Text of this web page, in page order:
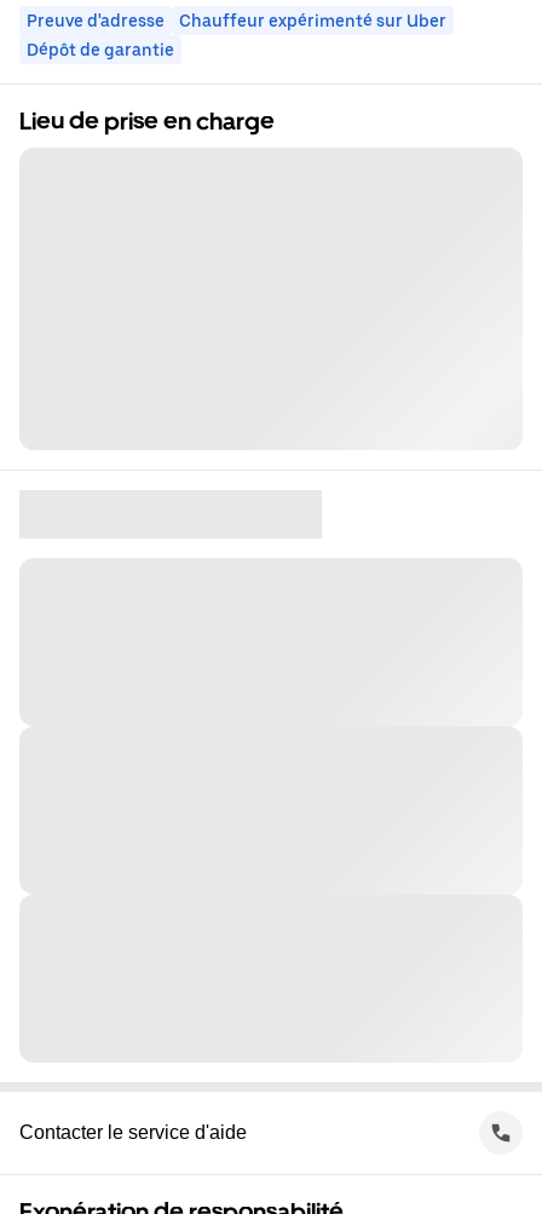
Preuve d'adresse
Chauffeur expérimenté sur Uber
Dépôt de garantie
Lieu de prise en charge
Contacter le service d'aide